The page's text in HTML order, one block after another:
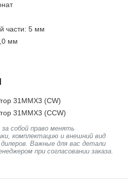
части: 5 мм
мм
31MMX3 (CW)
31MMX3 (CCW)
собой право менять
комплектацию и внешний вид
дилеров. Важные для вас детали
при согласовании заказа.